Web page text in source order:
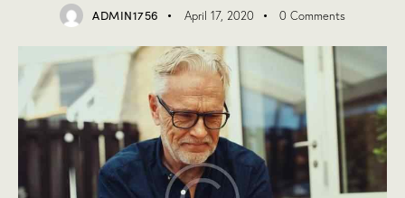
ADMIN1756 April 17, 2020 0 Comments